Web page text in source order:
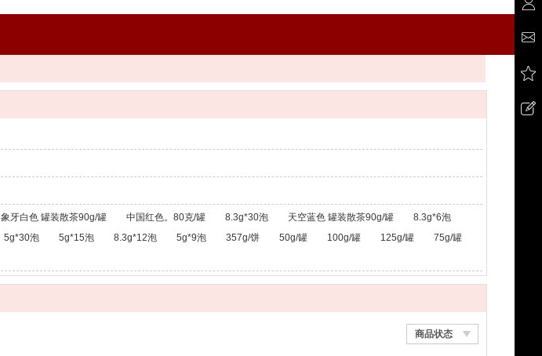
象牙白色 罐装散茶90g/罐 中国红色。80克/罐 8.3g*30泡 天空蓝色 罐装散茶90g/罐
8.3g*6泡
5g*30泡 5g*15泡 8.3g*12泡 5g*9泡 357g/饼 50g/罐 100g/罐 125g/罐
75g/罐
商品状态